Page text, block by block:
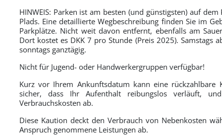
HINWEIS: Parken ist am besten (und günstigsten) auf
Plads. Eine detaillierte Wegbeschreibung finden Sie im
Parkplätze. Nicht weit davon entfernt, ebenfalls am
Dort kostet es DKK 7 pro Stunde (Preis 2025). Samstags
sonntags ganztägig.
Nicht für Jugend- oder Handwerkergruppen verfügbar!
Kurz vor Ihrem Ankunftsdatum kann eine
sicher, dass Ihr Aufenthalt reibungslos verläuft,
Verbrauchskosten ab.
Diese Kaution deckt den Verbrauch von Nebenkosten
Anspruch genommene Leistungen ab.